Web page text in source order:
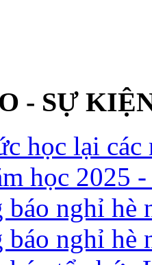
- SỰ
học lại
học 2025
báo nghỉ hè
báo nghỉ hè